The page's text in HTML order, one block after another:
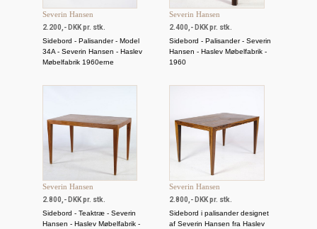
Severin Hansen
2.200,- DKK pr. stk.
Sidebord - Palisander - Model
34A - Severin Hansen - Haslev
Møbelfabrik 1960erne
Severin Hansen
2.400,- DKK pr. stk.
Sidebord - Palisander - Severin
Hansen - Haslev Møbelfabrik -
1960
Severin Hansen
2.800,- DKK pr. stk.
Sidebord - Teaktræ - Severin
Hansen - Haslev Møbelfabrik -
Severin Hansen
2.800,- DKK pr. stk.
Sidebord i palisander designet
af Severin Hansen fra Haslev